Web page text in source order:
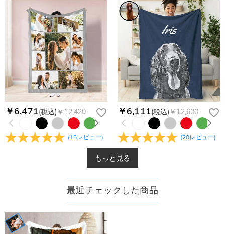
￥6,471(税込)￥12,420
(15レビュー)
￥6,111(税込)￥12,600
(20レビュー)
もっと見る
最近チェックした商品